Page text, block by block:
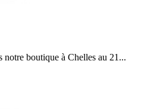
boutique à Chelles au 21...